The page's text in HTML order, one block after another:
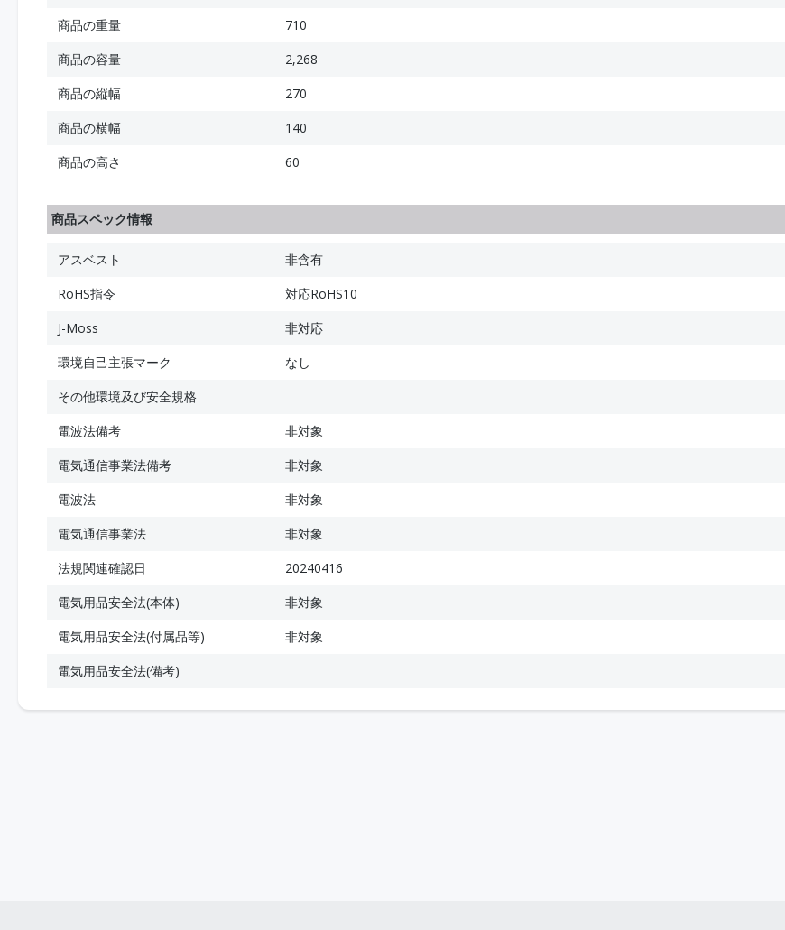
商品の重量
710
商品の容量
2,268
商品の縦幅
270
商品の横幅
140
商品の高さ
60
商品スペック情報
アスベスト
非含有
RoHS指令
対応RoHS10
J-Moss
非対応
環境自己主張マーク
なし
その他環境及び安全規格
電波法備考
非対象
電気通信事業法備考
非対象
電波法
非対象
電気通信事業法
非対象
法規関連確認日
20240416
電気用品安全法(本体)
非対象
電気用品安全法(付属品等)
非対象
電気用品安全法(備考)